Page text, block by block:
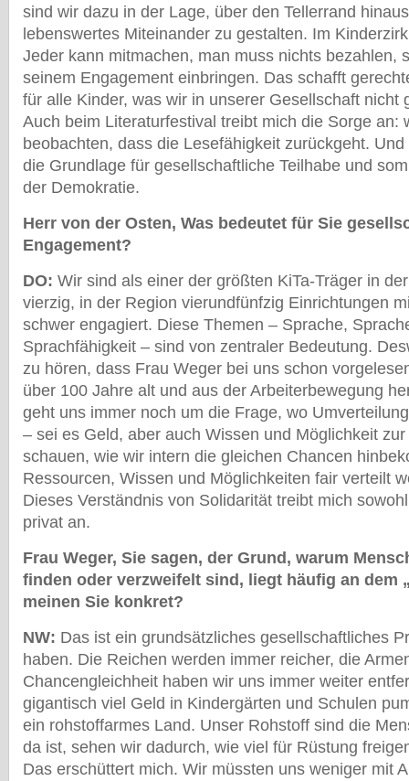
sind wir dazu in der Lage, über den Tellerrand
lebenswertes Miteinander zu gestalten. Im
Jeder kann mitmachen, man muss nichts bezahlen,
seinem Engagement einbringen. Das schafft
für alle Kinder, was wir in unserer Gesellschaft nicht
Auch beim Literaturfestival treibt mich die Sorge an:
beobachten, dass die Lesefähigkeit zurückgeht.
die Grundlage für gesellschaftliche Teilhabe und
der Demokratie.
Herr von der Osten, Was bedeutet für Sie
Engagement?
DO: Wir sind als einer der größten KiTa-Träger in
vierzig, in der Region vierundfünfzig Einrichtungen
schwer engagiert. Diese Themen – Sprache,
Sprachfähigkeit – sind von zentraler Bedeutung.
zu hören, dass Frau Weger bei uns schon
über 100 Jahre alt und aus der Arbeiterbewegung
geht uns immer noch um die Frage, wo
– sei es Geld, aber auch Wissen und Möglichkeit
schauen, wie wir intern die gleichen Chancen
Ressourcen, Wissen und Möglichkeiten fair verteilt
Dieses Verständnis von Solidarität treibt mich
privat an.
Frau Weger, Sie sagen, der Grund, warum
finden oder verzweifelt sind, liegt häufig an dem
meinen Sie konkret?
NW: Das ist ein grundsätzliches gesellschaftliches
haben. Die Reichen werden immer reicher, die
Chancengleichheit haben wir uns immer weiter
gigantisch viel Geld in Kindergärten und Schulen
ein rohstoffarmes Land. Unser Rohstoff sind die
da ist, sehen wir dadurch, wie viel für Rüstung
Das erschüttert mich. Wir müssten uns weniger mit